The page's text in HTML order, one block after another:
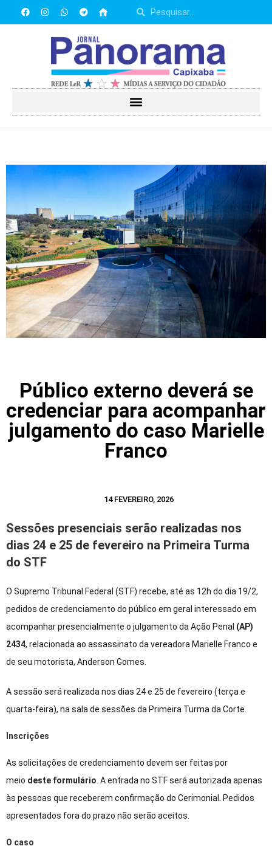
Público externo deverá se
credenciar para acompanhar
julgamento do caso Marielle
Franco
14 FEVEREIRO, 2026
Sessões presenciais serão realizadas nos
dias 24 e 25 de fevereiro na Primeira Turma
do STF
O Supremo Tribunal Federal (STF) recebe, até as 12h do dia 19/2,
pedidos de credenciamento do público em geral interessado em
acompanhar presencialmente o julgamento da Ação Penal (AP)
2434, relacionada ao assassinato da vereadora Marielle Franco e
de seu motorista, Anderson Gomes.
A sessão será realizada nos dias 24 e 25 de fevereiro (terça e
quarta-feira), na sala de sessões da Primeira Turma da Corte.
Inscrições
As solicitações de credenciamento devem ser feitas por
meio deste formulário . A entrada no STF será autorizada apenas
às pessoas que receberem confirmação do Cerimonial. Pedidos
apresentados fora do prazo não serão aceitos.
O caso